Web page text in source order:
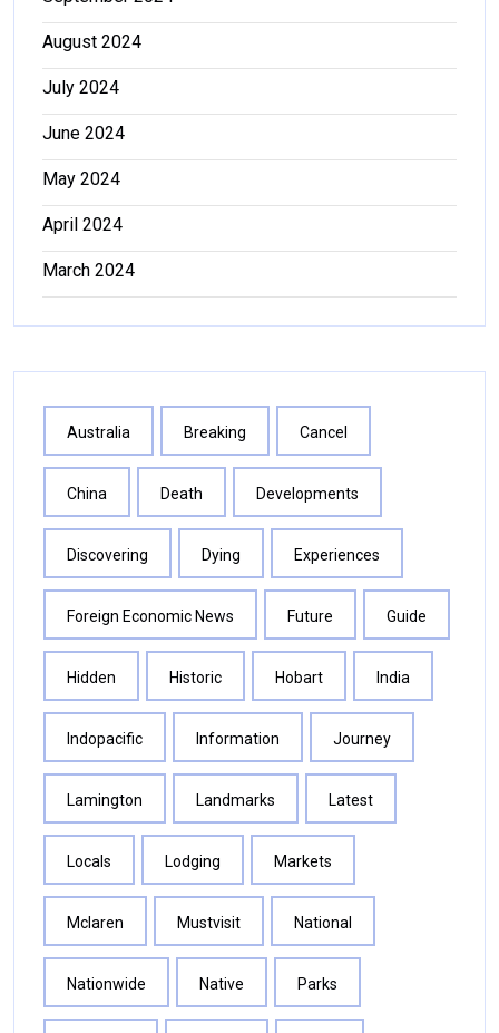
August 2024
July 2024
June 2024
May 2024
April 2024
March 2024
Australia Breaking Cancel
China Death Developments
Discovering Dying Experiences
Foreign Economic News Future Guide
Hidden Historic Hobart India
Indopacific Information Journey
Lamington Landmarks Latest
Locals Lodging Markets
Mclaren Mustvisit National
Nationwide Native Parks